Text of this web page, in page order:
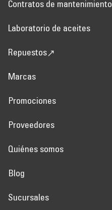
Contratos de mantenimiento
Laboratorio de aceites
Repuestos
Marcas
Promociones
Proveedores
Quiénes somos
Blog
Sucursales